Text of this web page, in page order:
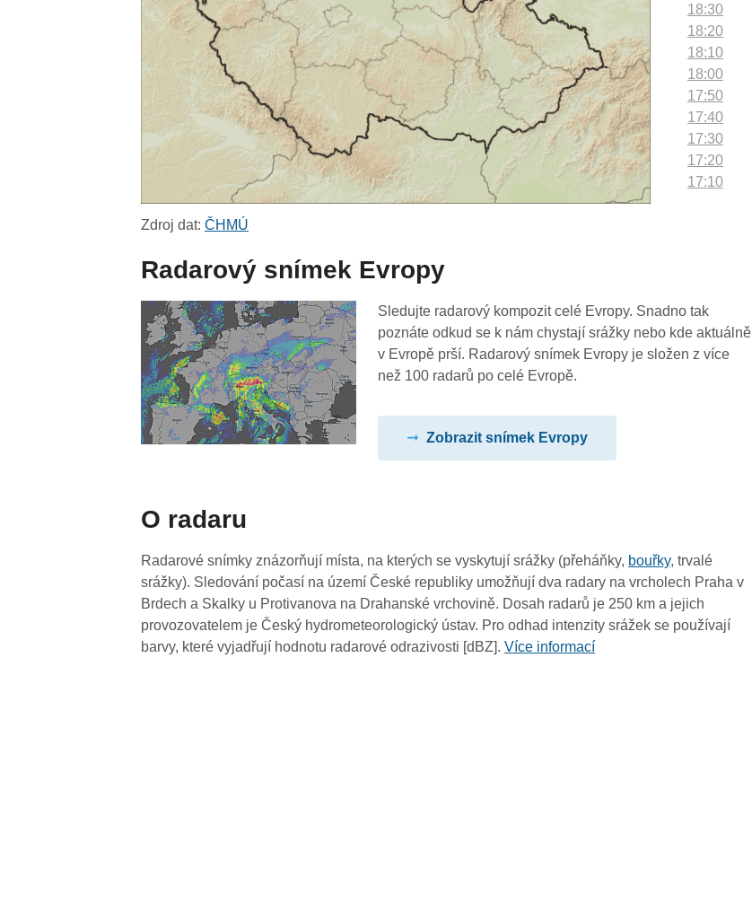
18:30
18:20
18:10
18:00
17:50
17:40
17:30
17:20
17:10
16:10
16:00
15:50
14:10
14:00
13:50
13:40
Zdroj dat:ČHMÚ
Radarový snímek Evropy
Sledujte radarový kompozit celé Evropy. Snadno tak
poznáte odkud se k nám chystají srážky nebo kde aktuálně
v Evropě prší. Radarový snímek Evropy je složen z více
než 100 radarů po celé Evropě.
Zobrazit snímek Evropy
O radaru
Radarové snímky znázorňují místa, na kterých se vyskytují srážky (přeháňky, bouřky, trvalé
srážky). Sledování počasí na území České republiky umožňují dva radary na vrcholech Praha v
Brdech a Skalky u Protivanova na Drahanské vrchovině. Dosah radarů je 250 km a jejich
provozovatelem je Český hydrometeorologický ústav. Pro odhad intenzity srážek se používají
barvy, které vyjadřují hodnotu radarové odrazivosti [dBZ].Více informací